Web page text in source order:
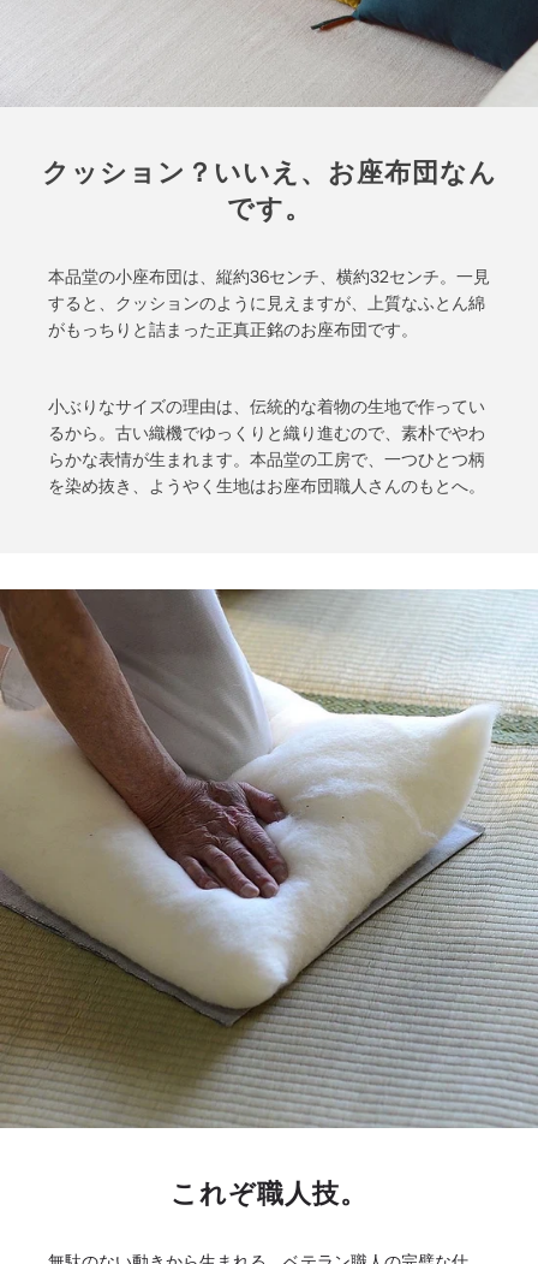
クッション？いいえ、お座布団なん
です。
本品堂の小座布団は、縦約36センチ、横約32センチ。一見
すると、クッションのように見えますが、上質なふとん綿
がもっちりと詰まった正真正銘のお座布団です。
小ぶりなサイズの理由は、伝統的な着物の生地で作ってい
るから。古い織機でゆっくりと織り進むので、素朴でやわ
らかな表情が生まれます。本品堂の工房で、一つひとつ柄
を染め抜き、ようやく生地はお座布団職人さんのもとへ。
これぞ職人技。